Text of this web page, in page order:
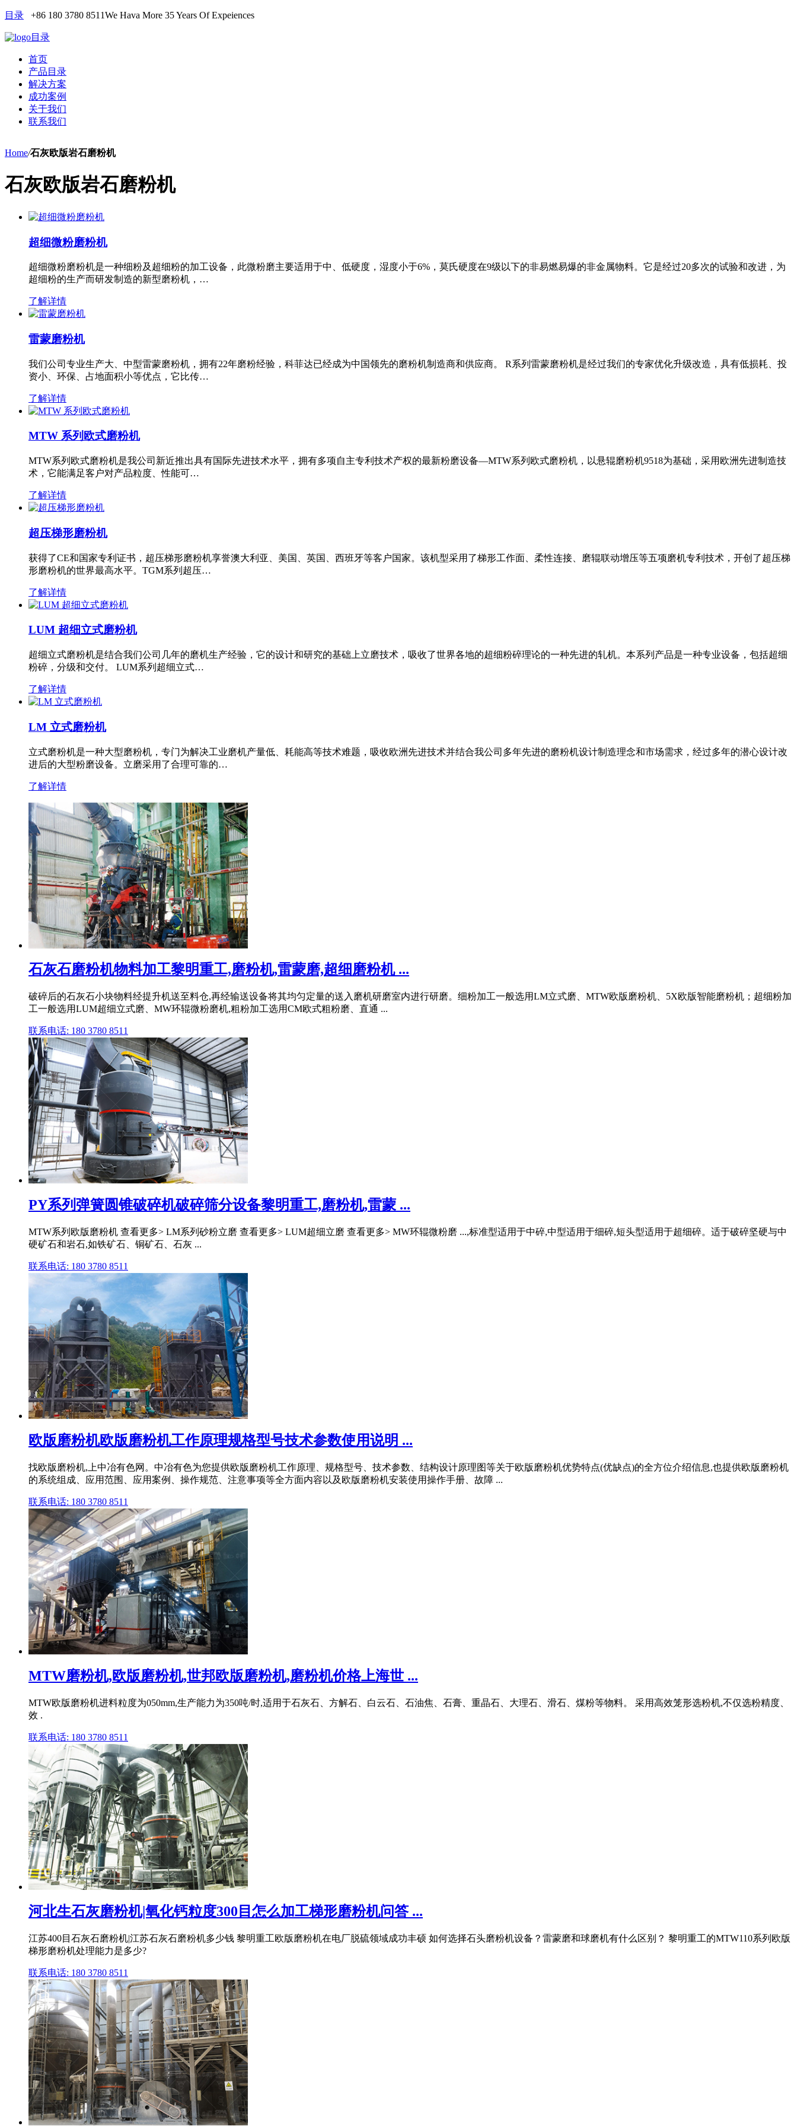
目录 +86 180 3780 8511We Hava More 35 Years Of Expeiences
目录
首页
产品目录
解决方案
成功案例
关于我们
联系我们
Home/石灰欧版岩石磨粉机
石灰欧版岩石磨粉机
超细微粉磨粉机
超细微粉磨粉机是一种细粉及超细粉的加工设备，此微粉磨主要适用于中、低硬度，湿度小于6%，莫氏硬度在9级以下的非易燃易爆的非金属物料。它是经过20多次的试验和改进，为
超细粉的生产而研发制造的新型磨粉机，…
了解详情
雷蒙磨粉机
我们公司专业生产大、中型雷蒙磨粉机，拥有22年磨粉经验，科菲达已经成为中国领先的磨粉机制造商和供应商。 R系列雷蒙磨粉机是经过我们的专家优化升级改造，具有低损耗、投
资小、环保、占地面积小等优点，它比传…
了解详情
MTW 系列欧式磨粉机
MTW系列欧式磨粉机是我公司新近推出具有国际先进技术水平，拥有多项自主专利技术产权的最新粉磨设备—MTW系列欧式磨粉机，以悬辊磨粉机9518为基础，采用欧洲先进制造技
术，它能满足客户对产品粒度、性能可…
了解详情
超压梯形磨粉机
获得了CE和国家专利证书，超压梯形磨粉机享誉澳大利亚、美国、英国、西班牙等客户国家。该机型采用了梯形工作面、柔性连接、磨辊联动增压等五项磨机专利技术，开创了超压梯
形磨粉机的世界最高水平。TGM系列超压…
了解详情
LUM 超细立式磨粉机
超细立式磨粉机是结合我们公司几年的磨机生产经验，它的设计和研究的基础上立磨技术，吸收了世界各地的超细粉碎理论的一种先进的轧机。本系列产品是一种专业设备，包括超细
粉碎，分级和交付。 LUM系列超细立式…
了解详情
LM 立式磨粉机
立式磨粉机是一种大型磨粉机，专门为解决工业磨机产量低、耗能高等技术难题，吸收欧洲先进技术并结合我公司多年先进的磨粉机设计制造理念和市场需求，经过多年的潜心设计改
进后的大型粉磨设备。立磨采用了合理可靠的…
了解详情
石灰石磨粉机物料加工黎明重工,磨粉机,雷蒙磨,超细磨粉机 ...
破碎后的石灰石小块物料经提升机送至料仓,再经输送设备将其均匀定量的送入磨机研磨室内进行研磨。细粉加工一般选用LM立式磨、MTW欧版磨粉机、5X欧版智能磨粉机；超细粉加
工一般选用LUM超细立式磨、MW环辊微粉磨机,粗粉加工选用CM欧式粗粉磨、直通 ...
联系电话: 180 3780 8511
PY系列弹簧圆锥破碎机破碎筛分设备黎明重工,磨粉机,雷蒙 ...
MTW系列欧版磨粉机 查看更多> LM系列砂粉立磨 查看更多> LUM超细立磨 查看更多> MW环辊微粉磨 ...,标准型适用于中碎,中型适用于细碎,短头型适用于超细碎。适于破碎坚硬与中
硬矿石和岩石,如铁矿石、铜矿石、石灰 ...
联系电话: 180 3780 8511
欧版磨粉机欧版磨粉机工作原理规格型号技术参数使用说明 ...
找欧版磨粉机,上中冶有色网。中冶有色为您提供欧版磨粉机工作原理、规格型号、技术参数、结构设计原理图等关于欧版磨粉机优势特点(优缺点)的全方位介绍信息,也提供欧版磨粉机
的系统组成、应用范围、应用案例、操作规范、注意事项等全方面内容以及欧版磨粉机安装使用操作手册、故障 ...
联系电话: 180 3780 8511
MTW磨粉机,欧版磨粉机,世邦欧版磨粉机,磨粉机价格上海世 ...
MTW欧版磨粉机进料粒度为050mm,生产能力为350吨/时,适用于石灰石、方解石、白云石、石油焦、石膏、重晶石、大理石、滑石、煤粉等物料。 采用高效笼形选粉机,不仅选粉精度、
效 .
联系电话: 180 3780 8511
河北生石灰磨粉机|氧化钙粒度300目怎么加工梯形磨粉机问答 ...
江苏400目石灰石磨粉机|江苏石灰石磨粉机多少钱 黎明重工欧版磨粉机在电厂脱硫领域成功丰硕 如何选择石头磨粉机设备？雷蒙磨和球磨机有什么区别？ 黎明重工的MTW110系列欧版
梯形磨粉机处理能力是多少?
联系电话: 180 3780 8511